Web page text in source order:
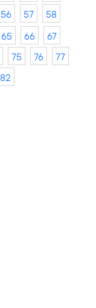
56 57
58
65 66
67
75 76
77
82